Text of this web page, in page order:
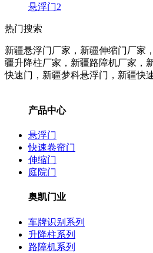
悬浮门2
热门搜索
新疆悬浮门厂家，新疆伸缩门厂家
疆升降柱厂家 ，新疆路障机厂家 ，
快速门，新疆梦科悬浮门，新疆快
产品中心
悬浮门
快速卷帘门
伸缩门
庭院门
奥凯门业
车牌识别系列
升降柱系列
路障机系列